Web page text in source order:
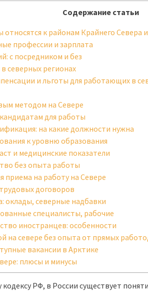
Содержание статьи
относятся к районам Крайнего Севера
профессии и зарплата
с посредником и без
северных регионах
и льготы для работающих в
методом на Севере
для работы
на какие должности нужна
к уровню образования
и медицинские показатели
без опыта работы
приема на работу на Севере
договоров
оклады, северные надбавки
специалисты, рабочие
иностранцев: особенности
на севере без опыта от прямых
вакансии в Арктике
плюсы и минусы
кодексу РФ, в России существует